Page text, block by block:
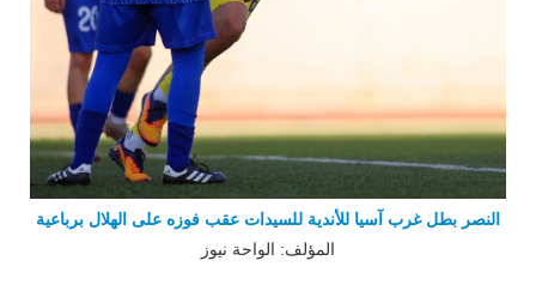
النصر بطل غرب آسيا للأندية للسيدات عقب فوزه على الهلال برباعية
المؤلف: الواحة نيوز